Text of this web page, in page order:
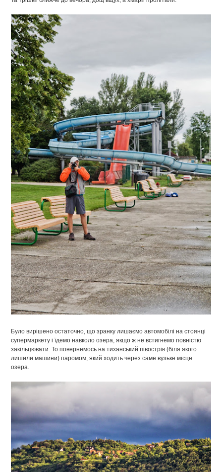
Було вирішено остаточно, що зранку лишаємо автомобілі на стоянці
супермаркету і їдемо навколо озера, якщо ж не встигнемо повністю
закільцювати. То повернемось на тиханський півострів (біля якого
лишили машини) паромом, який ходить через саме вузьке місце
озера.